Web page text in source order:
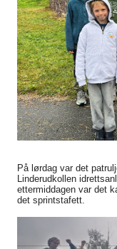
På lørdag var det
Linderudkollen
ettermiddagen var det
det sprintstafett.